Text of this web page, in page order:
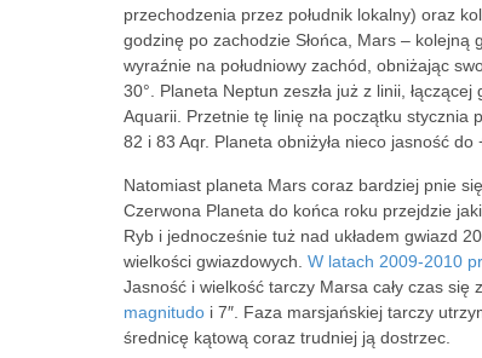
przechodzenia przez południk lokalny) oraz
godzinę po zachodzie Słońca, Mars –
wyraźnie na południowy zachód, obniżając
30°. Planeta Neptun zeszła już z linii,
Aquarii. Przetnie tę linię na początku stycznia
82 i 83 Aqr. Planeta obniżyła nieco jasność do
Natomiast planeta Mars coraz bardziej pnie
Czerwona Planeta do końca roku przejdzie
Ryb i jednocześnie tuż nad układem gwiazd
wielkości gwiazdowych. W latach 2009-2010
Jasność i wielkość tarczy Marsa cały czas
magnitudo i 7″. Faza marsjańskiej tarczy
średnicę kątową coraz trudniej ją dostrzec.